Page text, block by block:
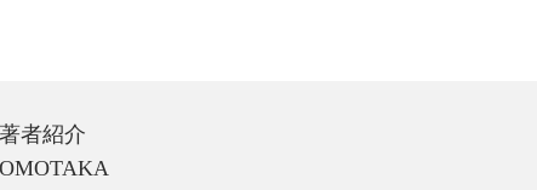
者紹介